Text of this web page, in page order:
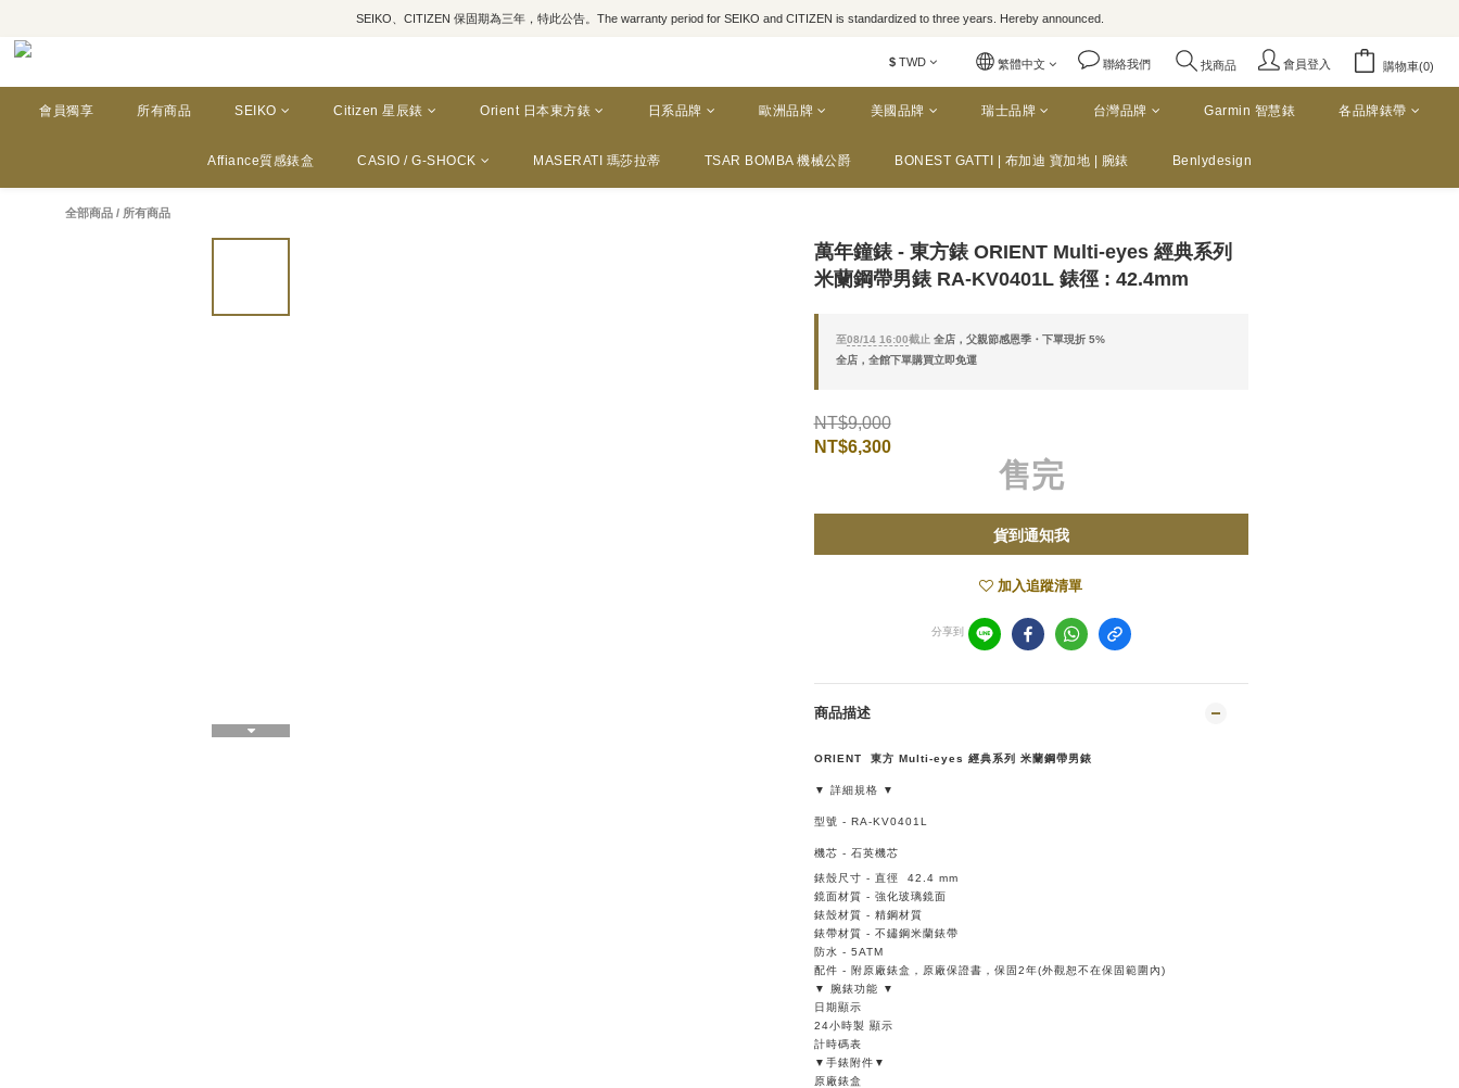
SEIKO、CITIZEN 保固期為三年，特此公告。The warranty period for SEIKO and CITIZEN is standardized to three years. Hereby announced.
$ TWD 繁體中文 聯絡我們 找商品 會員登入 購物車(0)
會員獨享 所有商品 SEIKO Citizen 星辰錶 Orient 日本東方錶 日系品牌 歐洲品牌 美國品牌 瑞士品牌 台灣品牌 Garmin 智慧錶 各品牌錶帶
Affiance質感錶盒 CASIO / G-SHOCK MASERATI 瑪莎拉蒂 TSAR BOMBA 機械公爵 BONEST GATTI | 布加迪 寶加地 | 腕錶 Benlydesign
全部商品 / 所有商品
萬年鐘錶 - 東方錶 ORIENT Multi-eyes 經典系列
米蘭鋼帶男錶 RA-KV0401L 錶徑 : 42.4mm
至08/14 16:00截止 全店，父親節感恩季・下單現折 5%
全店，全館下單購買立即免運
NT$9,000
NT$6,300
售完
貨到通知我
加入追蹤清單
分享到
商品描述
ORIENT 東方 Multi-eyes 經典系列 米蘭鋼帶男錶
▼ 詳細規格 ▼
型號 - RA-KV0401L
機芯 - 石英機芯
錶殼尺寸 - 直徑 42.4 mm
鏡面材質 - 強化玻璃鏡面
錶殼材質 - 精鋼材質
錶帶材質 - 不鏽鋼米蘭錶帶
防水 - 5ATM
配件 - 附原廠錶盒，原廠保證書，保固 2年(外觀恕不在保固範圍內)
▼ 腕錶功能 ▼
日期顯示
24小時製 顯示
計時碼表
▼手錶附件▼
原廠錶盒